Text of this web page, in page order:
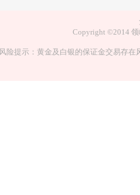
Copyright ©2014
风险提示：黄金及白银的保证金交易存